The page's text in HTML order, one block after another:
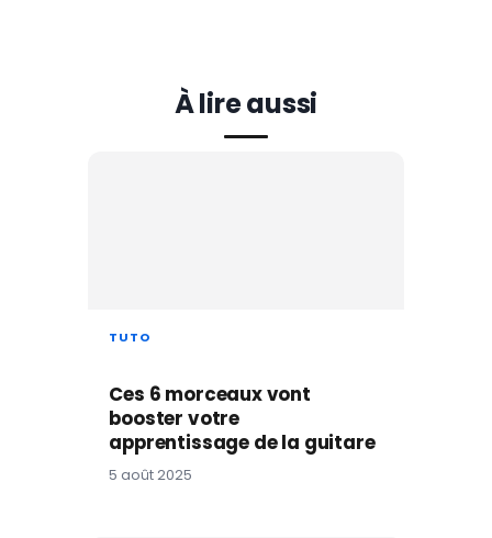
À lire aussi
TUTO
Ces 6 morceaux vont
booster votre
apprentissage de la guitare
5 août 2025